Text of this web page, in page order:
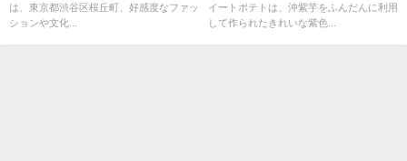
は、東京都渋谷区桜丘町、好感度なファッ
ションや文化...
イートポテトは、沖紫芋をふんだんに利用
して作られたきれいな紫色...